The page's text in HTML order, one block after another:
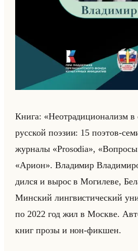
Книга: «Неотрадиционализм в
русской поэзии: 15 поэтов-
жур­на­лы «Prosodia»,
«Арион». Вла­ди­мир
дил­ся и вырос в Мо­ги­ле­ве,
Мин­ский линг­ви­сти­че­ский
по 2022 год жил в Москве.
книг прозы и нон-фик­шен.